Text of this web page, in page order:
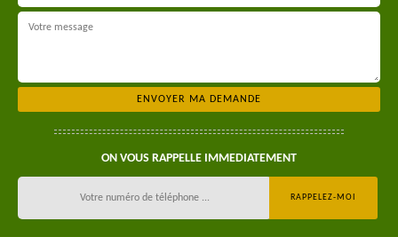
ON VOUS RAPPELLE IMMEDIATEMENT